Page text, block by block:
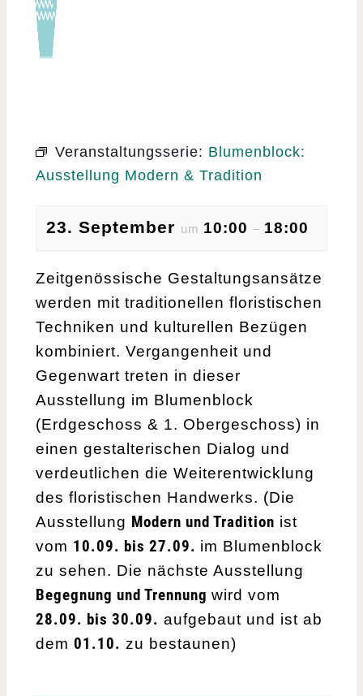
Veranstaltungsserie: Blumenblock:
Ausstellung Modern & Tradition
23. September um 10:00 – 18:00
Zeitgenössische Gestaltungsansätze
werden mit traditionellen floristischen
Techniken und kulturellen Bezügen
kombiniert. Vergangenheit und
Gegenwart treten in dieser
Ausstellung im Blumenblock
(Erdgeschoss & 1. Obergeschoss) in
einen gestalterischen Dialog und
verdeutlichen die Weiterentwicklung
des floristischen Handwerks. (Die
Ausstellung Modern und Tradition ist
vom 10.09. bis 27.09. im Blumenblock
zu sehen. Die nächste Ausstellung
Begegnung und Trennung wird vom
28.09. bis 30.09. aufgebaut und ist ab
dem 01.10. zu bestaunen)